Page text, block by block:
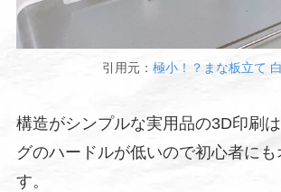
引用元： 極小！？まな板立て
構造がシンプルな実用品の3D印刷
グのハードルが低いので初心者に
す。